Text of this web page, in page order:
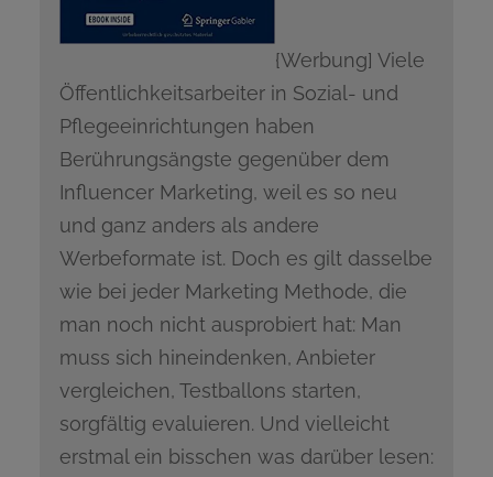
{Werbung] Viele
Öffentlichkeitsarbeiter in Sozial- und
Pflegeeinrichtungen haben
Berührungsängste gegenüber dem
Influencer Marketing, weil es so neu
und ganz anders als andere
Werbeformate ist. Doch es gilt dasselbe
wie bei jeder Marketing Methode, die
man noch nicht ausprobiert hat: Man
muss sich hineindenken, Anbieter
vergleichen, Testballons starten,
sorgfältig evaluieren. Und vielleicht
erstmal ein bisschen was darüber lesen: